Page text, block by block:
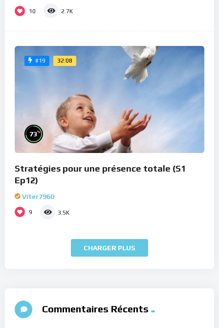
10 2.7K
#19 32:08
73%
Stratégies pour une présence totale (S1
Ep12)
Viter7960
9 3.5K
CHARGER PLUS
Commentaires Récents